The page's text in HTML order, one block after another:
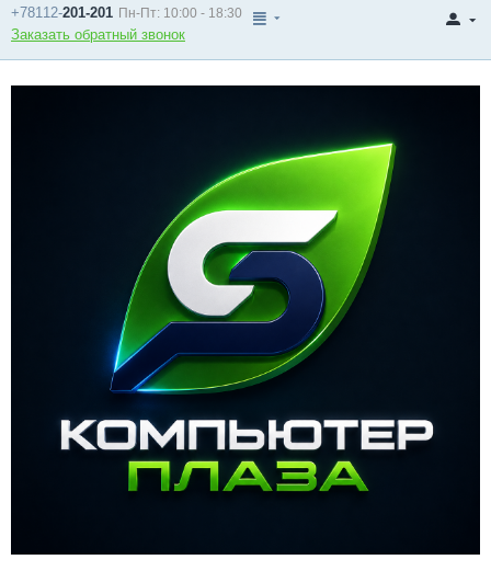
+78112-201-201 Пн-Пт: 10:00 - 18:30
Заказать обратный звонок